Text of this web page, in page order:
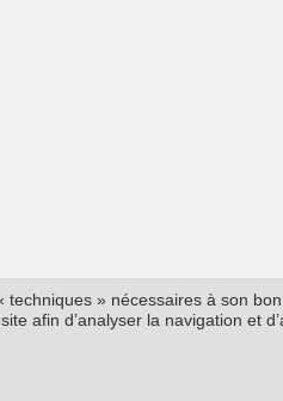
techniques » nécessaires à son
afin d’analyser la navigation et